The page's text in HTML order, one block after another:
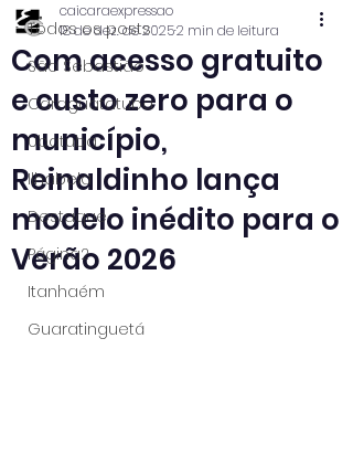
Todos os posts
São Sebastião
Caraguatatuba
Ubatuba
Ilhabela
Destaque
Página2
Itanhaém
Guaratinguetá
Com acesso gratuito
e custo zero para o
município,
Reinaldinho lança
modelo inédito para o
Verão 2026
caicaraexpressao
18 de dez. de 20252 min de leitura